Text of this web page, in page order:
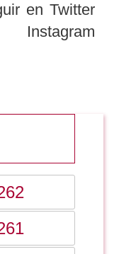
en Twitter